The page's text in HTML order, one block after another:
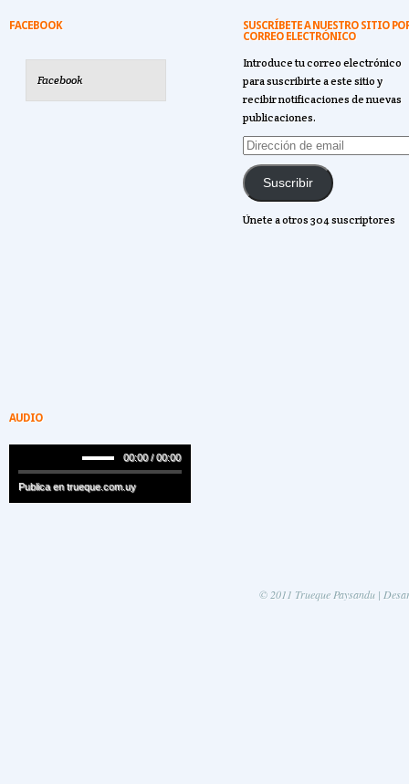
FACEBOOK
Facebook
SUSCRÍBETE A NUESTRO SITIO
CORREO ELECTRÓNICO
Introduce tu correo electrónico
para suscribirte a este sitio y
recibir notificaciones de nuevas
publicaciones.
Dirección
de
emailSuscribir
Únete a otros 304 suscriptores
AUDIO
00:00 / 00:00
Publica en trueque.com.uy
© 2011 Trueque Paysandu |